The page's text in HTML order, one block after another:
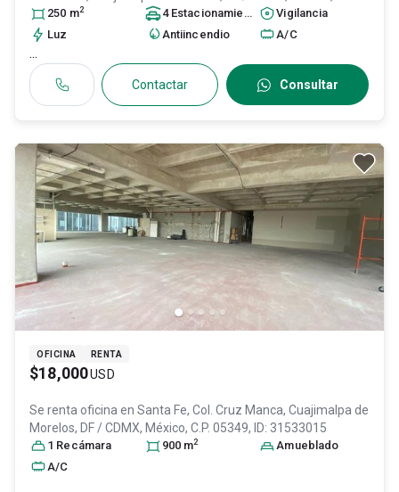
05120, ID:
250 m2 4 Estacionamiento s
Vigilancia
Luz
Antiincendio A/C
...
Contactar Consultar
OFICINA RENTA
$18,000USD
Se renta oficina en Santa Fe, Col. Cruz Manca, Cuajimalpa de
Morelos, DF / CDMX, México, C.P. 05349, ID: 31533015
1 Recámara 900 m2
Amueblado
A/C